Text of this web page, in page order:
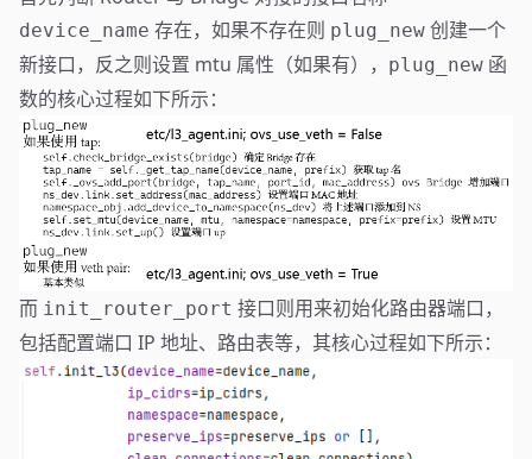
device_name 存在，如果不存在则 plug_new 创建一个
新接口，反之则设置 mtu 属性（如果有）， plug_new 函
数的核心过程如下所示：
而 init_router_port 接口则用来初始化路由器端口，
包括配置端口 IP 地址、路由表等，其核心过程如下所示：